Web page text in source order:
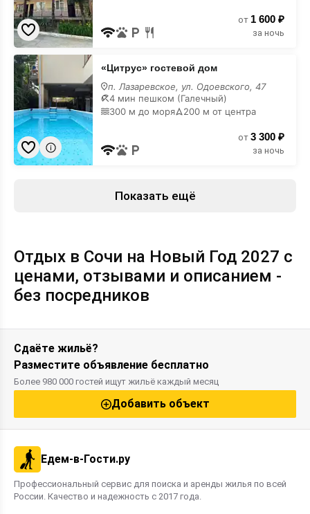
от 1 600 ₽
за ночь
«Цитрус»
гостевой
дом
на
Новый
Год
«Цитрус» гостевой дом
п. Лазаревское, ул. Одоевского, 47
4 мин пешком (Галечный)
300 м до моря
200 м от центра
от 3 300 ₽
за ночь
Показать ещё
Отдых в Сочи на Новый Год 2027 с
ценами, отзывами и описанием -
без посредников
Сдаёте жильё?
Разместите объявление бесплатно
Более 980 000 гостей ищут жильё каждый месяц
Добавить объект
Едем-в-Гости.ру
Профессиональный сервис для поиска и аренды жилья по всей
России. Качество и надежность с 2017 года.
×